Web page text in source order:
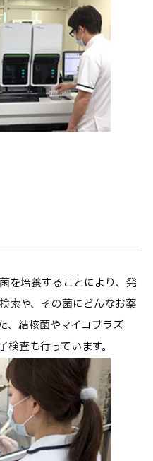
を培養することにより、発
索や、その菌にどんなお薬
、結核菌やマイコプラズ
査も行っています。